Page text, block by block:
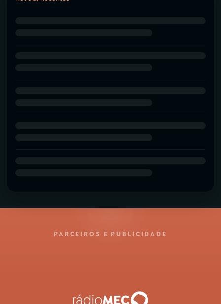
PARCEIROS E PUBLICIDADE